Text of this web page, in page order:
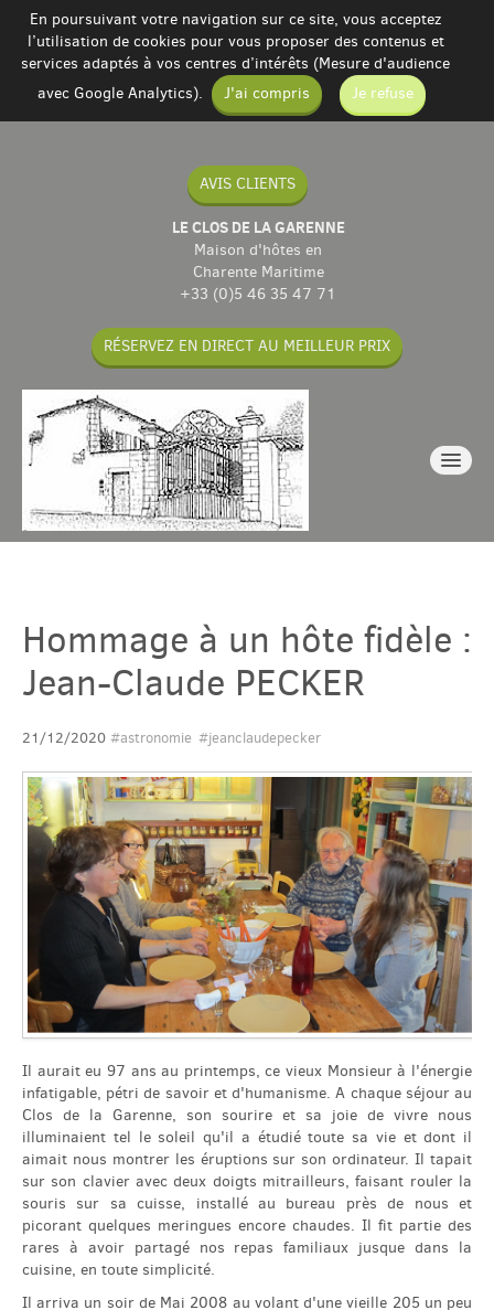
En poursuivant votre navigation sur ce site, vous acceptez
l’utilisation de cookies pour vous proposer des contenus et
services adaptés à vos centres d’intérêts (Mesure d'audience
avec Google Analytics).
J'ai compris Je refuse
AVIS CLIENTS
LE CLOS DE LA GARENNE
Maison d'hôtes en
Charente Maritime
+33 (0)5 46 35 47 71
RÉSERVEZ EN DIRECT AU MEILLEUR PRIX
Gîtes
Domaine
Accès & Tourisme
Plus
Com
Español
Hommage à un hôte fidèle :
Jean-Claude PECKER
21/12/2020 #astronomie #jeanclaudepecker
Il aurait eu 97 ans au printemps, ce vieux Monsieur à l'énergie
infatigable, pétri de savoir et d'humanisme. A chaque séjour au
Clos de la Garenne, son sourire et sa joie de vivre nous
illuminaient tel le soleil qu'il a étudié toute sa vie et dont il
aimait nous montrer les éruptions sur son ordinateur. Il tapait
sur son clavier avec deux doigts mitrailleurs, faisant rouler la
souris sur sa cuisse, installé au bureau près de nous et
picorant quelques meringues encore chaudes. Il fit partie des
rares à avoir partagé nos repas familiaux jusque dans la
cuisine, en toute simplicité.
Il arriva un soir de Mai 2008 au volant d'une vieille 205 un peu